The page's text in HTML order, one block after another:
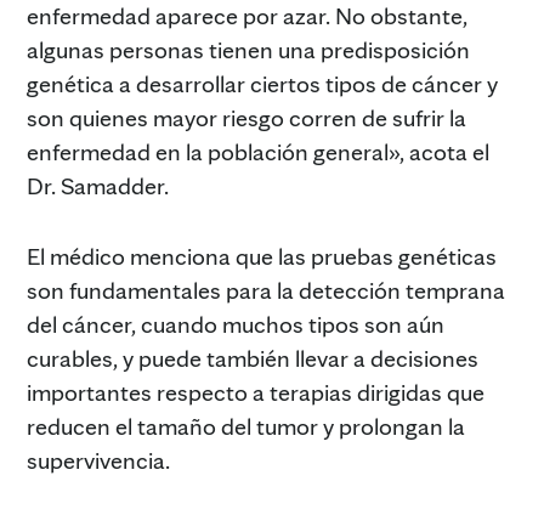
enfermedad aparece por azar. No obstante,
algunas personas tienen una predisposición
genética a desarrollar ciertos tipos de cáncer y
son quienes mayor riesgo corren de sufrir la
enfermedad en la población general», acota el
Dr. Samadder.
El médico menciona que las pruebas genéticas
son fundamentales para la detección temprana
del cáncer, cuando muchos tipos son aún
curables, y puede también llevar a decisiones
importantes respecto a terapias dirigidas que
reducen el tamaño del tumor y prolongan la
supervivencia.